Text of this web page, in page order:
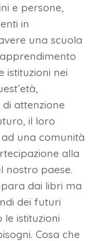
e persone,
in
una scuola
istituzioni nei
attenzione
il loro
una comunità
alla
nostro paese.
dai libri ma
dei futuri
le istituzioni
Cosa che